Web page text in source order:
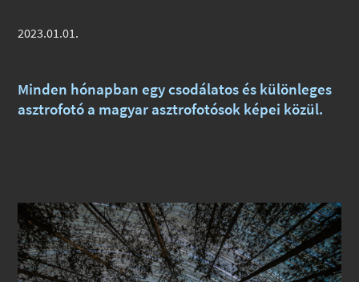
2023.01.01.
Minden hónapban egy csodálatos és különleges
asztrofotó a magyar asztrofotósok képei közül.